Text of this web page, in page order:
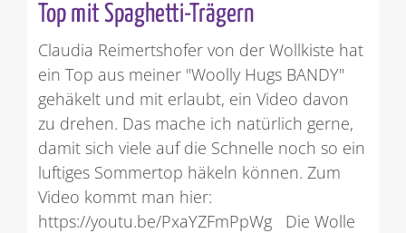
Top mit Spaghetti-Trägern
Claudia Reimertshofer von der Wollkiste hat
ein Top aus meiner "Woolly Hugs BANDY"
gehäkelt und mit erlaubt, ein Video davon
zu drehen. Das mache ich natürlich gerne,
damit sich viele auf die Schnelle noch so ein
luftiges Sommertop häkeln können. Zum
Video kommt man hier:
https://youtu.be/PxaYZFmPpWg Die Wolle